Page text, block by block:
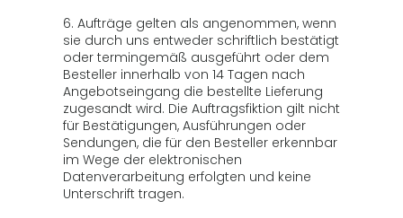
6. Aufträge gelten als angenommen, wenn
sie durch uns entweder schriftlich bestätigt
oder termingemäß ausgeführt oder dem
Besteller innerhalb von 14 Tagen nach
Angebotseingang die bestellte Lieferung
zugesandt wird. Die Auftragsfiktion gilt nicht
für Bestätigungen, Ausführungen oder
Sendungen, die für den Besteller erkennbar
im Wege der elektronischen
Datenverarbeitung erfolgten und keine
Unterschrift tragen.